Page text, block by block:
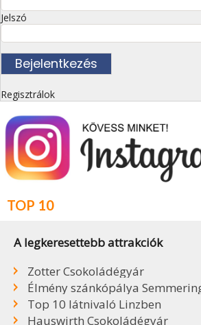
Jelszó
Regisztrálok
TOP 10
A legkeresettebb attrakciók
Zotter Csokoládégyár
Élmény szánkópálya
Top 10 látnivaló Linzben
Hauswirth Csokoládégyár